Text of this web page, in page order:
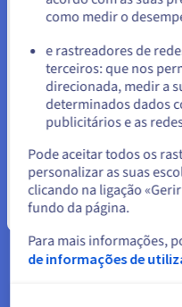
frequente
Pontos essenciais
TTFB*: expresso
Discos SSD
Ficar no website atual
Selecionar outro
como medir o
e rastreadores de
terceiros: que nos
direcionada, medir a
determinados dados
publicitários e as
Pode aceitar todos os
personalizar as suas
clicando na ligação
fundo da página.
Para mais informações,
de informações de